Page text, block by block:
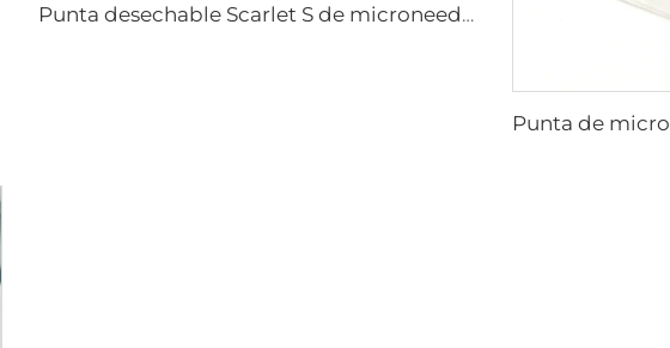
Punta desechable Scarlet S de microneedling rf con electrodos bi-polares 25pin